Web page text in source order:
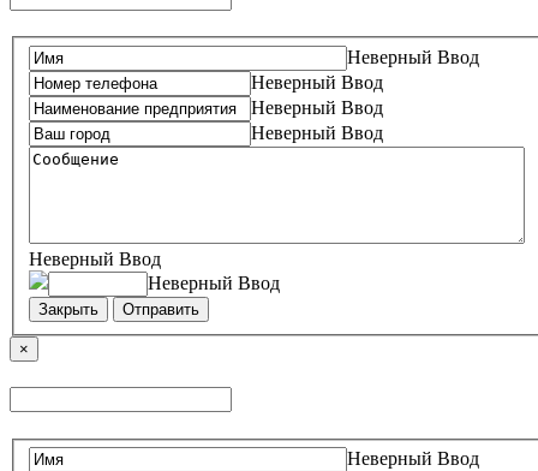
Неверный Ввод
Неверный Ввод
Неверный Ввод
Неверный Ввод
Неверный Ввод
Неверный Ввод
Закрыть Отправить
×
Неверный Ввод